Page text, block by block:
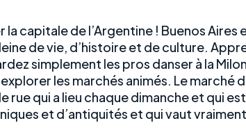
capitale de l’Argentine ! Buenos Aires
de vie, d’histoire et de culture.
simplement les pros danser à la
les marchés animés. Le marché
rue qui a lieu chaque dimanche et qui est
et d’antiquités et qui vaut